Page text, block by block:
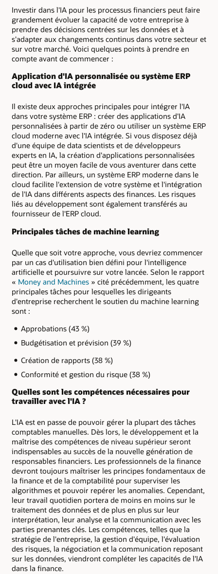
Investir dans l'IA pour les processus financiers peut faire
grandement évoluer la capacité de votre entreprise à
prendre des décisions centrées sur les données et à
s'adapter aux changements continus dans votre secteur et
sur votre marché. Voici quelques points à prendre en
compte avant de commencer :
Application d'IA personnalisée ou système ERP
cloud avec IA intégrée
Il existe deux approches principales pour intégrer l'IA
dans votre système ERP : créer des applications d'IA
personnalisées à partir de zéro ou utiliser un système ERP
cloud moderne avec l'IA intégrée. Si vous disposez déjà
d'une équipe de data scientists et de développeurs
experts en IA, la création d'applications personnalisées
peut être un moyen facile de vous aventurer dans cette
direction. Par ailleurs, un système ERP moderne dans le
cloud facilite l'extension de votre système et l'intégration
de l'IA dans différents aspects des finances. Les risques
liés au développement sont également transférés au
fournisseur de l'ERP cloud.
Principales tâches de machine learning
Quelle que soit votre approche, vous devriez commencer
par un cas d'utilisation bien défini pour l'intelligence
artificielle et poursuivre sur votre lancée. Selon le rapport
« Money and Machines » cité précédemment, les quatre
principales tâches pour lesquelles les dirigeants
d'entreprise recherchent le soutien du machine learning
sont :
Approbations (43 %)
Budgétisation et prévision (39 %)
Création de rapports (38 %)
Conformité et gestion du risque (38 %)
Quelles sont les compétences nécessaires pour
travailler avec l'IA ?
L'IA est en passe de pouvoir gérer la plupart des tâches
comptables manuelles. Dès lors, le développement et la
maîtrise des compétences de niveau supérieur seront
indispensables au succès de la nouvelle génération de
responsables financiers. Les professionnels de la finance
devront toujours maîtriser les principes fondamentaux de
la finance et de la comptabilité pour superviser les
algorithmes et pouvoir repérer les anomalies. Cependant,
leur travail quotidien portera de moins en moins sur le
traitement des données et de plus en plus sur leur
interprétation, leur analyse et la communication avec les
parties prenantes clés. Les compétences, telles que la
stratégie de l'entreprise, la gestion d'équipe, l'évaluation
des risques, la négociation et la communication reposant
sur les données, viendront compléter les capacités de l'IA
dans la finance.